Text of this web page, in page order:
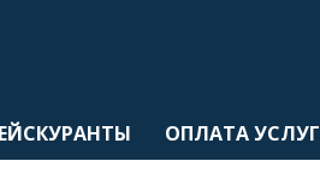
ОПЛАТА УСЛУГ